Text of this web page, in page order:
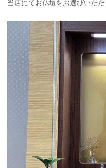
当店にてお仏壇をお選びいた